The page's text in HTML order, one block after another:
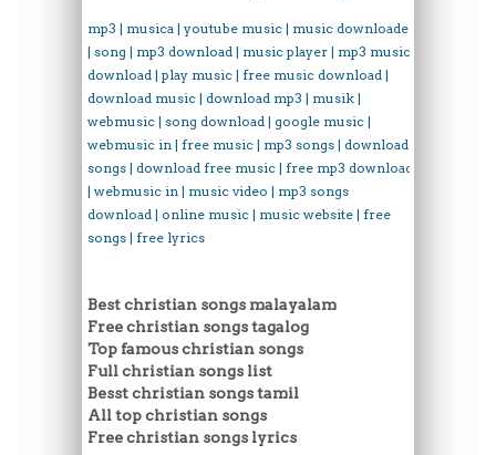
mp3 | musica | youtube music | music downloader
| song | mp3 download | music player | mp3 music
download | play music | free music download |
download music | download mp3 | musik |
webmusic | song download | google music |
webmusic in | free music | mp3 songs | download
songs | download free music | free mp3 download
| webmusic in | music video | mp3 songs
download | online music | music website | free
songs | free lyrics
Best christian songs malayalam
Free christian songs tagalog
Top famous christian songs
Full christian songs list
Besst christian songs tamil
All top christian songs
Free christian songs lyrics